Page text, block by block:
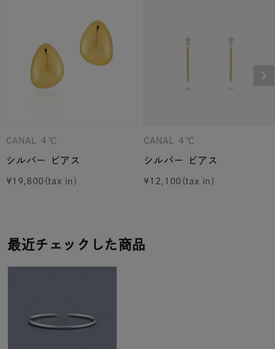
CANAL ４℃
シルバー ピアス
¥19,800
CANAL ４℃
シルバー ピアス
¥12,100
最近チェックした商品